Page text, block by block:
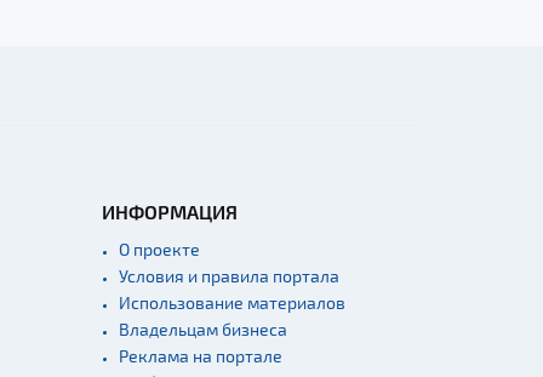
ИНФОРМАЦИЯ
О проекте
Условия и правила портала
Использование материалов
Владельцам бизнеса
Реклама на портале